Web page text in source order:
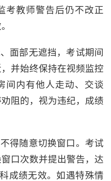
考教师警告后仍不改正
面部无遮挡，考试期间
并始终保持在视频监控
间内有他人走动、交谈
阻的，视为违纪，成绩
得随意切换窗口。考试
口次数并提出警告，达
成绩无效。如遇特殊情